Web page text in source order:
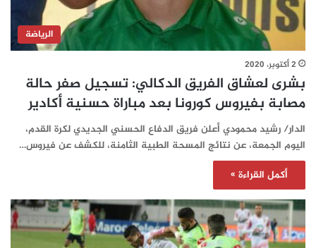
الرياضة
2 أكتوبر، 2020
بشرى لعشاق الفريق الدكالي: تسجيل صفر حالة
مصابة بفيروس كورونا بعد مباراة حسنية أكادير
الدار/ رشيد محمودي أعلن فريق الدفاع الحسني الجديدي لكرة القدم،
اليوم الجمعة، عن نتائج المسحة الطبية الثامنة، للكشف عن فيروس…
أكمل القراءة »